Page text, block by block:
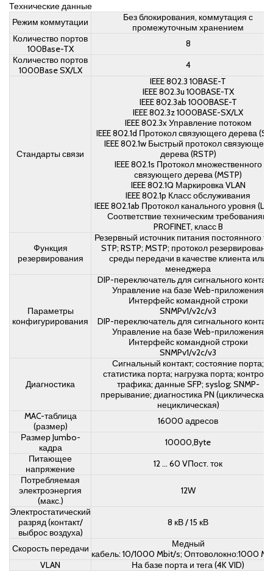
Технические данные
Режим коммутации
Без блокирования, коммутация с
промежуточным хранением
Количество портов
100Base-TX
8
Количество портов
1000Base SX/LX
4
Стандарты связи
IEEE 802.3 10BASE-T
IEEE 802.3u 100BASE-TX
IEEE 802.3ab 1000BASE-T
IEEE 802.3z 1000BASE-SX/LX
IEEE 802.3x Управление потоком
IEEE 802.1d Протокол связующего дерева
IEEE 802.1w Быстрый протокол связующего
дерева (RSTP)
IEEE 802.1s Протокол множественного
связующего дерева (MSTP)
IEEE 802.1Q Маркировка VLAN
IEEE 802.1p Класс обслуживания
IEEE 802.1ab Протокол канального уровня
Соответствие техническим требованиям
PROFINET, класс B
Функция
резервирования
Резервный источник питания постоянного
STP; RSTP; MSTP; протокол
среды передачи в качестве клиента или
менеджера
Параметры
конфигурирования
DIP-переключатель для сигнального
Управление на базе Web-приложения
Интерфейс командной строки
SNMPv1/v2c/v3
DIP-переключатель для сигнального
Управление на базе Web-приложения
Интерфейс командной строки
SNMPv1/v2c/v3
Диагностика
Сигнальный контакт; состояние порта;
статистика порта; нагрузка порта; контроль
трафика; данные SFP; syslog; SNMP-
прерывание; диагностика PN (циклическая
нециклическая)
MAC-таблица
(размер)
16000 адресов
Размер Jumbo-
кадра
10000,Byte
Питающее
напряжение
12 … 60 VПост. ток
Потребляемая
электроэнергия
(макс.)
12W
Электростатический
разряд (контакт/
выброс воздуха)
8 кВ / 15 кВ
Скорость передачи
Медный
кабель: 10/1000 Mbit/s; Оптоволокно:1000
VLAN
На базе порта и тега (4K VID)